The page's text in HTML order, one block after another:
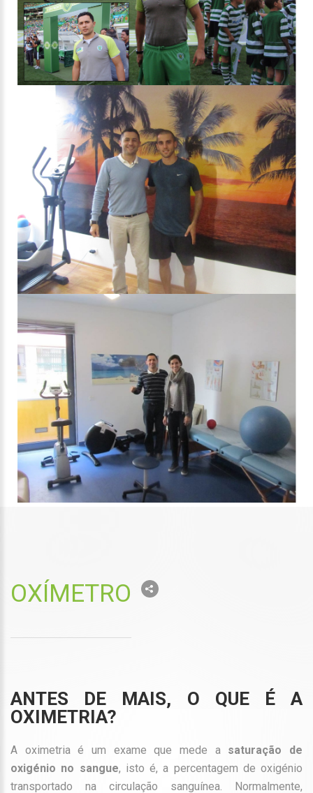
OXÍMETRO
ANTES DE MAIS, O QUE É A
OXIMETRIA?
A oximetria é um exame que mede a saturação de
oxigénio no sangue, isto é, a percentagem de oxigénio
transportado na circulação sanguínea. Normalmente,